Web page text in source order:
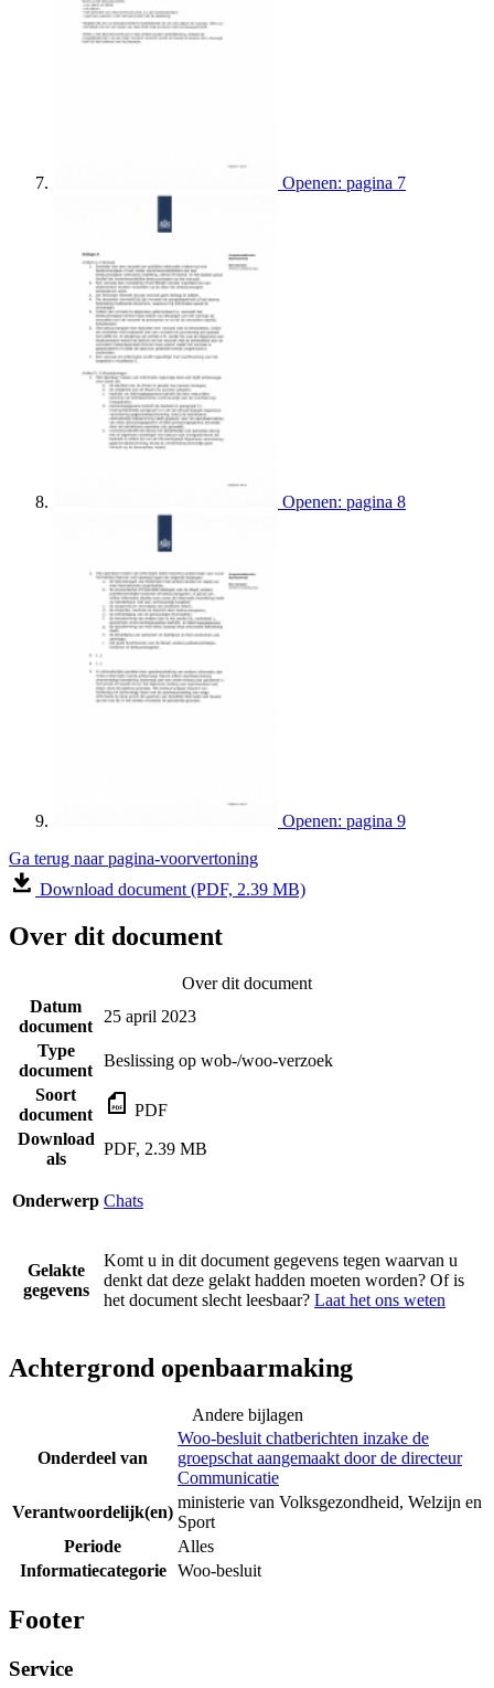
Openen: pagina 7
Openen: pagina 8
Openen: pagina 9
Ga terug naar pagina-voorvertoning
Download document (PDF, 2.39 MB)
Over dit document
Over dit document
Datum
document
25 april 2023
Type
document
Beslissing op wob-/woo-verzoek
Soort
document
PDF
Download
als
PDF, 2.39 MB
Onderwerp Chats
Gelakte
gegevens
Komt u in dit document gegevens tegen waarvan u
denkt dat deze gelakt hadden moeten worden? Of is
het document slecht leesbaar? Laat het ons weten
Achtergrond openbaarmaking
Andere bijlagen
Onderdeel van
Woo-besluit chatberichten inzake de
groepschat aangemaakt door de directeur
Communicatie
Verantwoordelijk(en)
ministerie van Volksgezondheid, Welzijn en
Sport
Periode
Alles
Informatiecategorie
Woo-besluit
Footer
Service